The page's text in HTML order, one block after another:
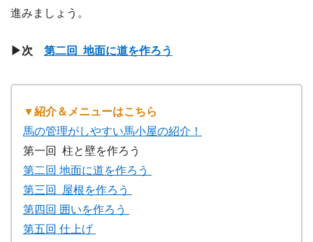
進みましょう。
▶次 第二回 地面に道を作ろう
▼紹介＆メニューはこちら
馬の管理がしやすい馬小屋の紹介！
第一回 柱と壁を作ろう
第二回 地面に道を作ろう
第三回 屋根を作ろう
第四回 囲いを作ろう
第五回 仕上げ